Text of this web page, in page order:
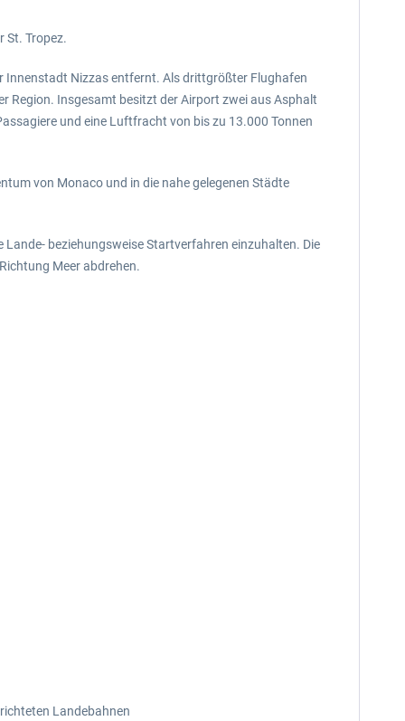
St. Tropez.
Innenstadt Nizzas entfernt. Als drittgrößter Flughafen
Region. Insgesamt besitzt der Airport zwei aus Asphalt
und eine Luftfracht von bis zu 13.000 Tonnen
von Monaco und in die nahe gelegenen Städte
beziehungsweise Startverfahren einzuhalten. Die
Meer abdrehen.
Landebahnen